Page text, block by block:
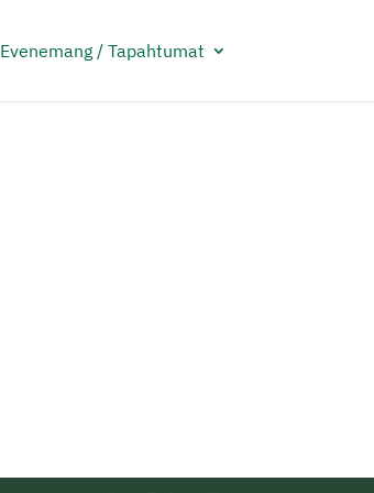
Evenemang / Tapahtumat